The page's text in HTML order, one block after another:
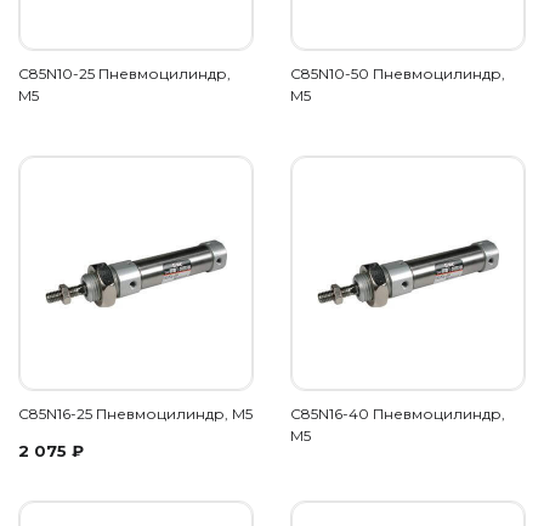
C85N10-25 Пневмоцилиндр,
M5
C85N10-50 Пневмоцилиндр,
M5
C85N16-25 Пневмоцилиндр, M5
2 075 ₽
C85N16-40 Пневмоцилиндр,
M5